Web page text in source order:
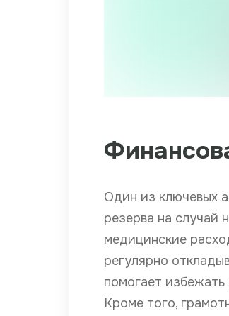
Один из ключевых
резерва на случай
медицинские
регулярно
помогает
Кроме того,